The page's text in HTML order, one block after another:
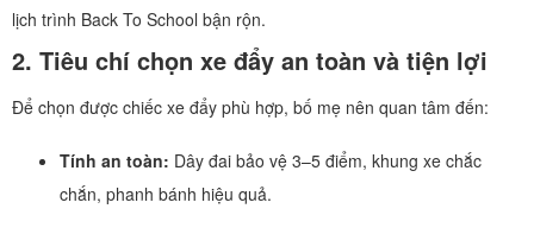
lịch trình Back To School bận rộn.
2. Tiêu chí chọn xe đẩy an toàn và tiện lợi
Để chọn được chiếc xe đẩy phù hợp, bố mẹ nên quan tâm đến:
Tính an toàn: Dây đai bảo vệ 3–5 điểm, khung xe chắc
chắn, phanh bánh hiệu quả.